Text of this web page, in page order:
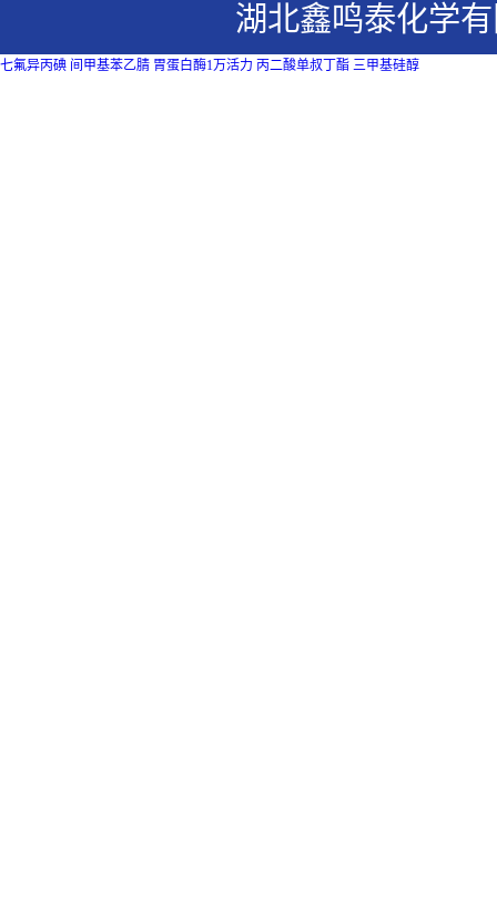
湖北鑫鸣泰化学
七氟异丙碘 间甲基苯乙腈 胃蛋白酶1万活力 丙二酸单叔丁酯 三甲基硅醇